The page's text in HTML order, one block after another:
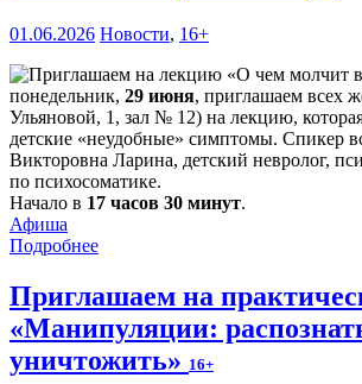
01.06.2026 Новости, 16+
понедельник, 29 июня, приглашаем
Ульяновой, 1, зал № 12) на лекцию,
детские «неудобные» симптомы. Спикер
Викторовна Ларина, детский невролог,
по психосоматике.
Начало в 17 часов 30 минут.
Афиша
Подробнее
Приглашаем на
«Манипуляции:
уничтожить» 16+